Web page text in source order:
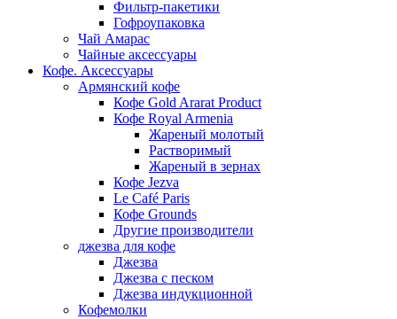
Фильтр-пакетики
Гофроупаковка
Чай Амарас
Чайные аксессуары
Кофе. Аксессуары
Армянский кофе
Кофе Gold Ararat Product
Кофе Royal Armenia
Жареный молотый
Растворимый
Жареный в зернах
Кофе Jezva
Le Café Paris
Кофе Grounds
Другие производители
джезва для кофе
Джезва
Джезва с песком
Джезва индукционной
Кофемолки